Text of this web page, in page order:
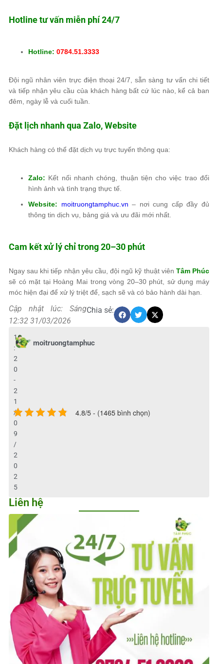
Hotline tư vấn miễn phí 24/7
Hotline: 0784.51.3333
Đội ngũ nhân viên trực điện thoại 24/7, sẵn sàng tư vấn chi tiết
và tiếp nhận yêu cầu của khách hàng bất cứ lúc nào, kể cả ban
đêm, ngày lễ và cuối tuần.
Đặt lịch nhanh qua Zalo, Website
Khách hàng có thể đặt dịch vụ trực tuyến thông qua:
Zalo: Kết nối nhanh chóng, thuận tiện cho việc trao đổi
hình ảnh và tình trạng thực tế.
Website: moitruongtamphuc.vn – nơi cung cấp đầy đủ
thông tin dịch vụ, bảng giá và ưu đãi mới nhất.
Cam kết xử lý chỉ trong 20–30 phút
Ngay sau khi tiếp nhận yêu cầu, đội ngũ kỹ thuật viên Tâm Phúc
sẽ có mặt tại Hoàng Mai trong vòng 20–30 phút, sử dụng máy
móc hiện đại để xử lý triệt để, sạch sẽ và có bảo hành dài hạn.
Cập nhật lúc: Sáng
12:32 31/03/2026
Chia sẻ:
moitruongtamphuc
1
:
2
0
-
2
1
/
0
9
/
2
0
2
5
4.8/5 - (1465 bình chọn)
Liên hệ